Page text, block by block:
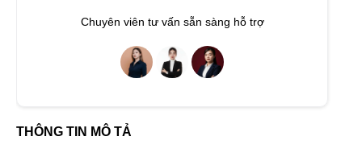
Chuyên viên tư vấn sẵn sàng hỗ trợ
THÔNG TIN MÔ TẢ